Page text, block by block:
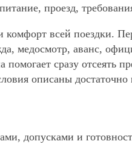
проезд,
всей поездки.
медосмотр, аванс,
сразу отсеять
описаны
допусками и